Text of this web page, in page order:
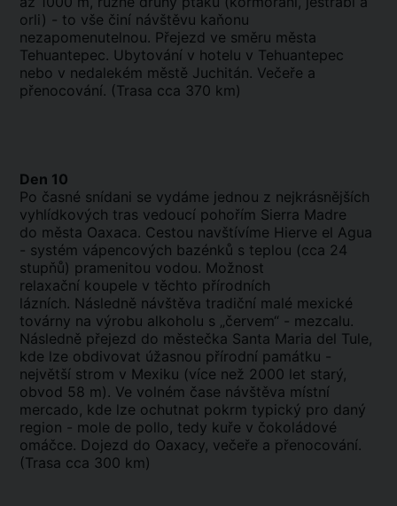
orli) - to vše činí návštěvu kaňonu
nezapomenutelnou. Přejezd ve směru města
Tehuantepec. Ubytování v hotelu v Tehuantepec
nebo v nedalekém městě Juchitán. Večeře a
přenocování. (Trasa cca 370 km)
Den 10
Po časné snídani se vydáme jednou z nejkrásnějších
vyhlídkových tras vedoucí pohořím Sierra Madre
do města Oaxaca. Cestou navštívíme Hierve el Agua
- systém vápencových bazénků s teplou (cca 24
stupňů) pramenitou vodou. Možnost
relaxační koupele v těchto přírodních
lázních. Následně návštěva tradiční malé mexické
továrny na výrobu alkoholu s „červem“ - mezcalu.
Následně přejezd do městečka Santa Maria del Tule,
kde lze obdivovat úžasnou přírodní památku -
největší strom v Mexiku (více než 2000 let starý,
obvod 58 m). Ve volném čase návštěva místní
mercado, kde lze ochutnat pokrm typický pro daný
region - mole de pollo, tedy kuře v čokoládové
omáčce. Dojezd do Oaxacy, večeře a přenocování.
(Trasa cca 300 km)